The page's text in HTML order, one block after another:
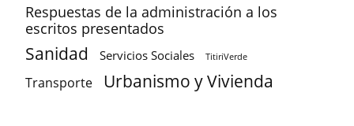
Respuestas de la administración a los
escritos presentados
Sanidad Servicios Sociales TitiriVerde
Transporte Urbanismo y Vivienda